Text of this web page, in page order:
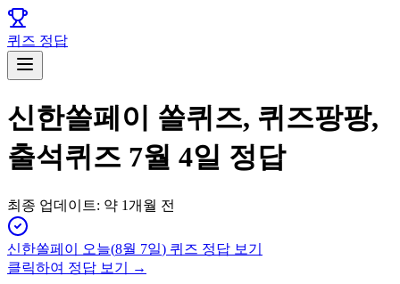
퀴즈 정답
신한쏠페이 쏠퀴즈, 퀴즈팡팡,
출석퀴즈 7월 4일 정답
최종 업데이트: 약 1개월 전
신한쏠페이 오늘(8월 7일) 퀴즈 정답 보기
클릭하여 정답 보기 →